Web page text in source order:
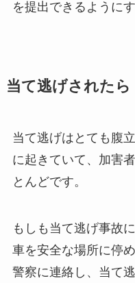
を提出できるように
当て逃げされたら
当て逃げはとても腹
に起きていて、加害
とんどです。
もしも当て逃げ事故
車を安全な場所に停
警察に連絡し、当て